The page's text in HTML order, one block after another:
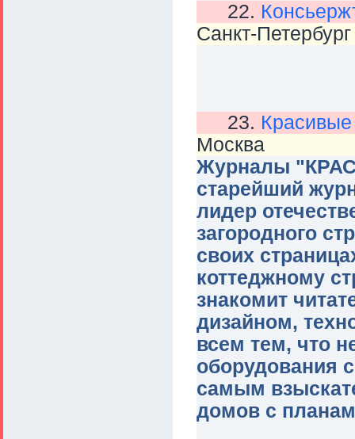
22.
Санкт-Петербург
23.
Москва
Журналы
старейший
лидер
загородного
своих
коттеджному
знакомит
дизайном,
всем тем, что
оборудования
самым
домов с